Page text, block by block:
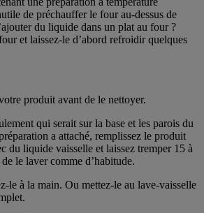
de préchauffer le four au-dessus de
du liquide dans un plat au four ?
et laissez-le d’abord refroidir quelques
produit avant de le nettoyer.
qui serait sur la base et les parois du
a attaché, remplissez le produit
du liquide vaisselle et laissez tremper 15 à
le laver comme d’habitude.
le à la main. Ou mettez-le au lave-vaisselle